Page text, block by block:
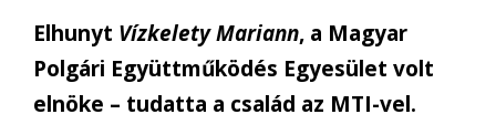
Elhunyt Vízkelety Mariann, a Magyar
Polgári Együttműködés Egyesület volt
elnöke – tudatta a család az MTI-vel.